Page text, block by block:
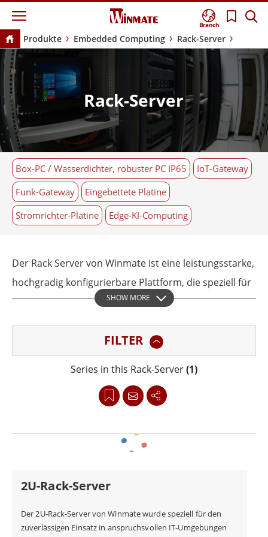
Branch
Produkte Embedded Computing Rack-Server
Rack-Server
Box-PC / Wasserdichter, robuster PC IP65
IoT-Gateway
Funk-Gateway
Eingebettete Platine
Stromrichter-Platine
Edge-KI-Computing
Der Rack Server von Winmate ist eine leistungsstarke,
hochgradig konfigurierbare Plattform, die speziell für
professionelle IT-Infrastrukturen entwickelt wurde.
GPUs und flexible Speicheroptionen lässt sich das
System individuell an die Anforderungen
unterschiedlichster Workloads anpassen.
zur optimalen Lösung für Unternehmen, die Web-
Services, Virtualisierungsumgebungen, Edge-
Infrastrukturen betreiben. Ganz gleich, ob Sie
Rechenleistung erweitern, Speicherkapazitäten
ausbauen oder GPU-basierte Anwendungen
SHOW MORE
FILTER
Series in this Rack-Server(1)
2U-Rack-Server
Der 2U-Rack-Server von Winmate wurde speziell für den
zuverlässigen Einsatz in anspruchsvollen IT-Umgebungen